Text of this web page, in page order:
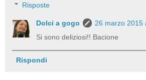
Risposte
Dolci a gogo
26 marzo 2015
Si sono deliziosi!! Bacione
Rispondi